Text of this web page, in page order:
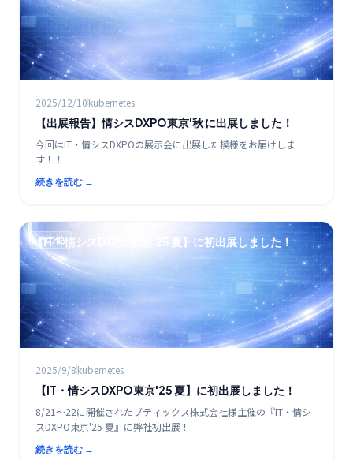
2025/12/10kubernetes
【出展報告】情シスDXPO東京'秋 に出展しました！
今回はIT・情シスDXPOの展示会に出展した模様をお届けしま
す！！
続きを読む →
【IT・情シスDXPO東京'25 夏】に初出展しました！
その他
2025/9/8kubernetes
【IT・情シスDXPO東京'25 夏】に初出展しました！
8/21～22に開催されたブティックス株式会社様主催の『IT・情シ
スDXPO東京'25 夏』に弊社初出展！
続きを読む →